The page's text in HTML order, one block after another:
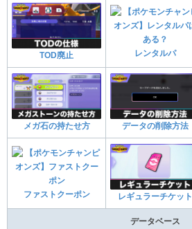
TOD廃止 レンタルパ
メガ石の持たせ方 データの削除方法
ファストクーポン レギュラーチケット
データベース